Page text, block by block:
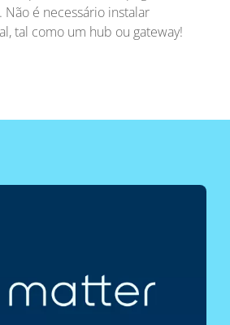
é necessário instalar
tal como um hub ou gateway!